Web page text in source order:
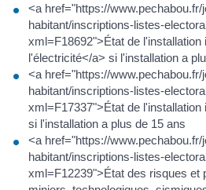
<a href="https://www.pechabou.fr/
habitant/inscriptions-listes-
xml=F18692">État de l'installation
l'électricité</a> si l'installation a
<a href="https://www.pechabou.fr/
habitant/inscriptions-listes-
xml=F17337">État de l'installation
si l'installation a plus de 15 ans
<a href="https://www.pechabou.fr/
habitant/inscriptions-listes-
xml=F12239">État des risques et